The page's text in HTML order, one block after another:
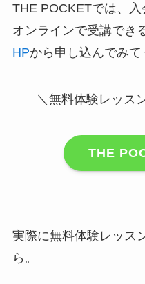
THE POCKETでは、入
オンラインで受講でき
HPから申し込んでみて
＼無料体験レッス
THE
実際に無料体験レッス
ら。